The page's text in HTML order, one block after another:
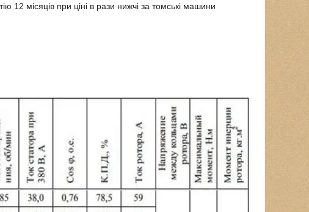
12 місяців при ціні в рази нижчі за томські машини